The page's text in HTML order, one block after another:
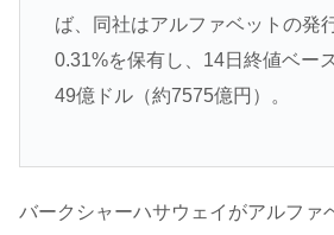
ば、同社はアルファベットの発
0.31%を保有し、14日終値ベー
49億ドル（約7575億円）。
バークシャーハサウェイがアルファ